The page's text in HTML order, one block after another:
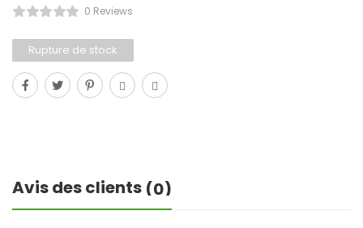
0 Reviews
Rupture de stock
Avis des clients (0)